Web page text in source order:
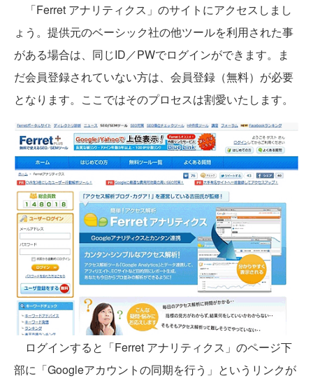
「Ferret アナリティクス」のサイトにアクセスしまし
ょう。提供元のベーシック社の他ツールを利用された事
がある場合は、同じID／PWでログインができます。ま
だ会員登録されていない方は、会員登録（無料）が必要
となります。ここではそのプロセスは割愛いたします。
ログインすると「Ferret アナリティクス」のページ下
部に「Googleアカウントの同期を行う」というリンクが